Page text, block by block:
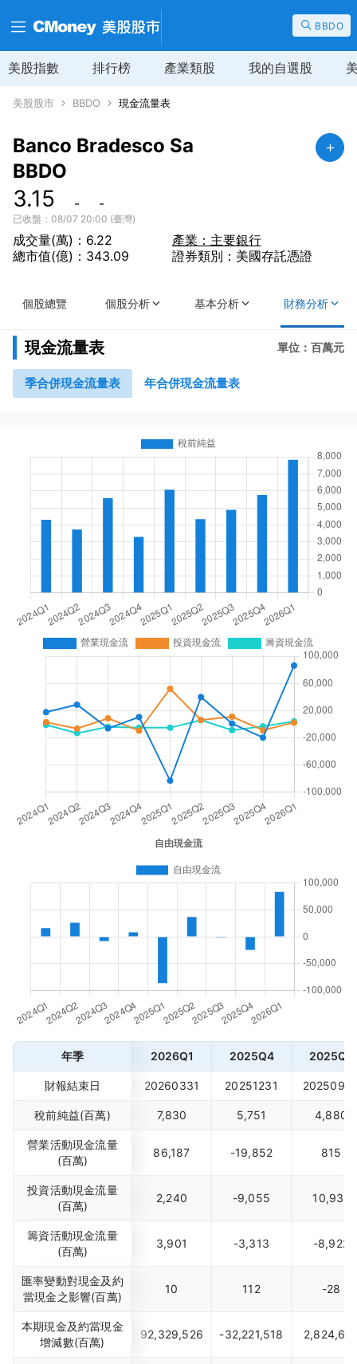
BBDO
美股指數 排行榜 產業類股 我的自選股
美股股市 BBDO 現金流量表
Banco Bradesco Sa
BBDO
3.15 - -
已收盤：08/07 20:00 (臺灣)
成交量(萬)：6.22
總市值(億)：343.09
產業：主要銀行
證券類別：美國存託憑證
個股總覽 個股分析 基本分析 財務分析
現金流量表 單位：百萬元
季合併現金流量表 年合併現金流量表
年季 2026Q1 2025Q4 2025Q3
財報結束日 20260331 20251231
稅前純益(百萬) 7,830 5,751 4,880
營業活動現金流量
(百萬)
86,187 -19,852 815
投資活動現金流量
(百萬)
2,240 -9,055 10,931
籌資活動現金流量
(百萬)
3,901 -3,313 -8,922
匯率變動對現金及約
當現金之影響(百萬)
10 112 -28
本期現金及約當現金
增減數(百萬)
92,329,526 -32,221,518